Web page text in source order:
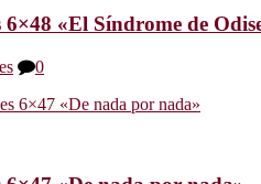
«El Síndrome de
0